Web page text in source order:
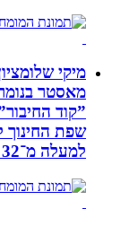
מיקי שלומציון זוהר
מאסטר
”קוד החיבור” -
שפת החינוך לבין
למעלה מ־32 שנים בעולם החינוך.